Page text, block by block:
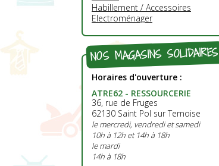
Habillement / Accessoires
Electroménager
NOS MAGASINS SOLIDAIRES
Horaires d'ouverture :
ATRE62 - RESSOURCERIE
36, rue de Fruges
62130 Saint Pol sur Ternoise
le mercredi, vendredi et samedi
10h à 12h et 14h à 18h
le mardi
14h à 18h